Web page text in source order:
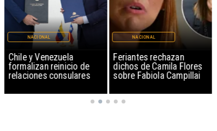
Chile y Venezuela
formalizan reinicio de
relaciones consulares
NACIONAL
Feriantes rechazan
dichos de Camila Flores
sobre Fabiola Campillai
NACIONAL